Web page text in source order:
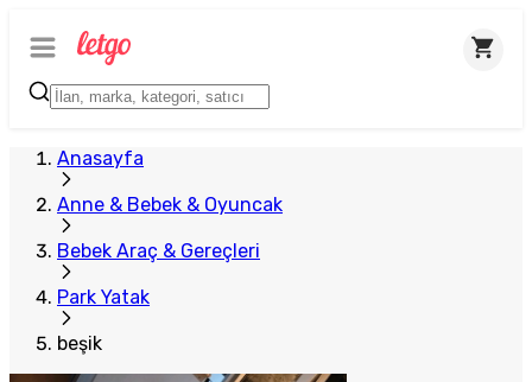
Anasayfa
Anne & Bebek & Oyuncak
Bebek Araç & Gereçleri
Park Yatak
beşik